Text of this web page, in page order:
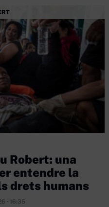
Robert: una
entendre la
drets humans
· 16:35